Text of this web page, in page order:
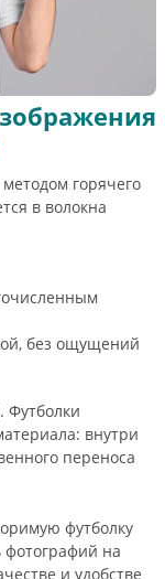
горячего
в волокна
без ощущений
Футболки
внутри
переноса
футболку
фотографий на
и удобстве